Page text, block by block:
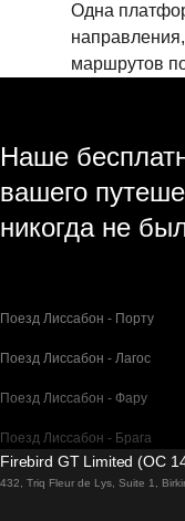
Одна
маршрутов
Наше
вашего
никогда не
Поезд Лиссабон - Порту
Поезд Лиссабон - Лагос
Поезд Лиссабон - Фару
Поезд Лиссабон - Брага
Поезд Барселона - Мадрид
Firebird GT Limited (OC
432, Triq Fleur de Lys, Suite 1,